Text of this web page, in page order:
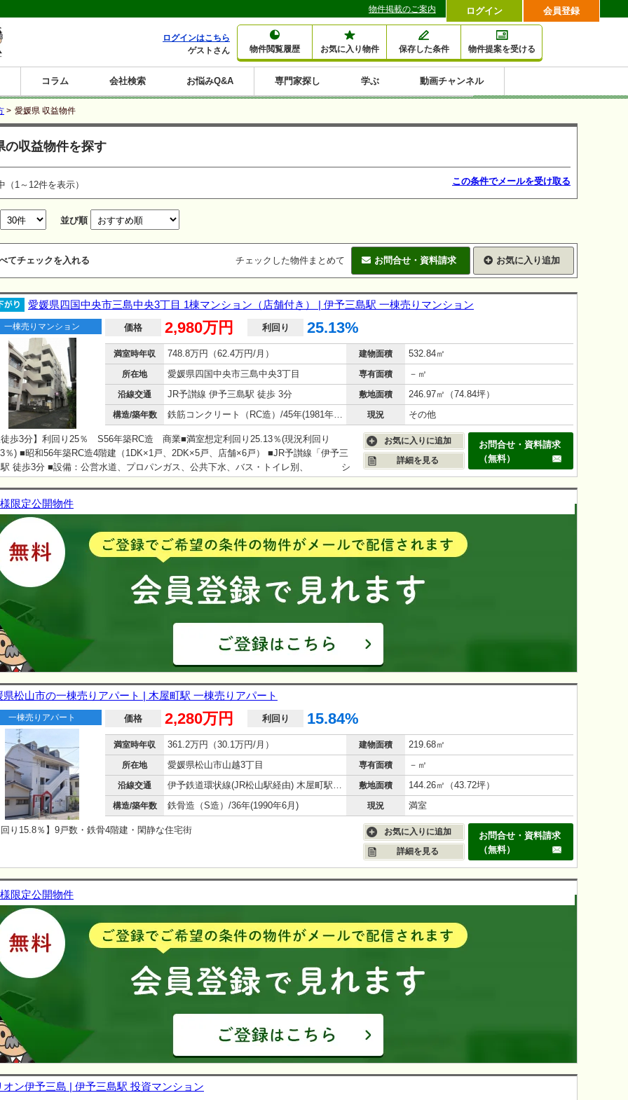
物件閲覧履歴 お気に入り物件 保存した条件 物件提案を受ける
ログインはこちら
ゲストさん
投資マンション
一棟売りアパート
一棟売りマンション
一棟売りビル
店舗・事務所
賃貸併用住宅
戸建賃貸
新築住宅
工場・倉庫
ホテルペンション
コラム
購入コラム
売却コラム
大家さんコラム
賃貸経営コラム
会社検索 お悩みQ&A 専門家探し 学ぶ 動画チャンネル
ログイン 会員登録
物件掲載のご案内
> 愛媛県 収益物件
の収益物件を探す
（1～12件を表示） この条件でメールを受け取る
並び順
てチェックを入れる チェックした物件まとめて お気に入り追加
お問合せ・資料請求
愛媛県四国中央市三島中央3丁目 1棟マンション（店舗付き） | 伊予三島駅 一棟売りマンション
一棟売りマンション 価格 2,980万円 利回り 25.13%
満室時年収 748.8万円（62.4万円/月） 建物面積 532.84㎡
所在地 愛媛県四国中央市三島中央3丁目 専有面積 －㎡
沿線交通 JR予讃線 伊予三島駅 徒歩 3分 敷地面積 246.97㎡（74.84坪）
構造/築年数 鉄筋コンクリート（RC造）/45年(1981年1月) 現況 その他
歩3分】利回り25％ S56年築RC造 商業■満室想定利回り25.13％(現況利回り
％) ■昭和56年築RC造4階建（1DK×1戸、2DK×5戸、店舗×6戸） ■JR予讃線「伊予三
駅 徒歩3分 ■設備：公営水道、プロパンガス、公共下水、バス・トイレ別、 シ
お気に入りに追加
詳細を見る
お問合せ・資料請求
（無料）
限定公開物件
県松山市の一棟売りアパート | 木屋町駅 一棟売りアパート
一棟売りアパート 価格 2,280万円 利回り 15.84%
満室時年収 361.2万円（30.1万円/月） 建物面積 219.68㎡
所在地 愛媛県松山市山越3丁目 専有面積 －㎡
沿線交通 伊予鉄道環状線(JR松山駅経由) 木屋町駅 徒歩 11分 敷地面積 144.26㎡（43.72坪）
構造/築年数 鉄骨造（S造）/36年(1990年6月) 現況 満室
り15.8％】9戸数・鉄骨4階建・閑静な住宅街
お気に入りに追加
詳細を見る
お問合せ・資料請求
（無料）
限定公開物件
オン伊予三島 | 伊予三島駅 投資マンション